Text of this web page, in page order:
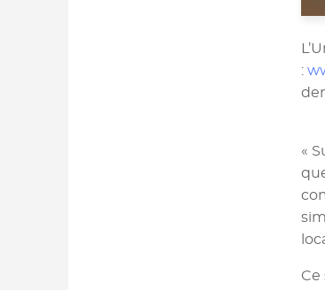
:
«
Ce